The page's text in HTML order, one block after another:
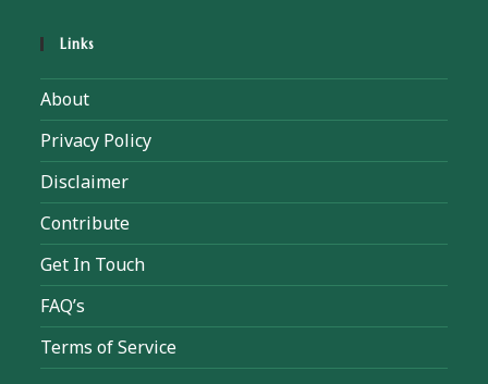
Links
About
Privacy Policy
Disclaimer
Contribute
Get In Touch
FAQ’s
Terms of Service